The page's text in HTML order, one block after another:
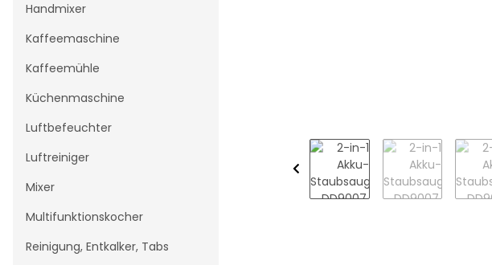
Handmixer
Kaffeemaschine
Kaffeemühle
Küchenmaschine
Luftbefeuchter
Luftreiniger
Mixer
Multifunktionskocher
Reinigung, Entkalker, Tabs